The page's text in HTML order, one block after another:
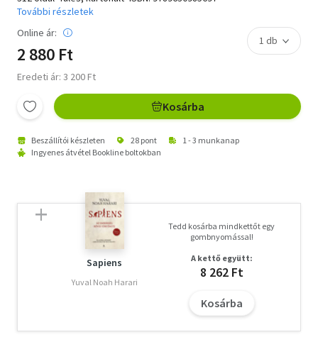
További részletek
Online ár:
2 880 Ft
Eredeti ár: 3 200 Ft
Kosárba
Beszállítói készleten 28 pont
1 - 3 munkanap
Ingyenes átvétel Bookline boltokban
Sapiens
Yuval Noah Harari
Tedd kosárba mindkettőt egy
gombnyomással!
A kettő együtt:
8 262 Ft
Kosárba